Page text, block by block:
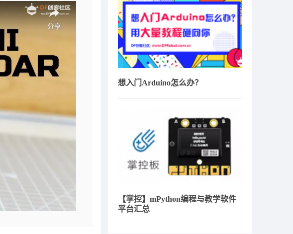
想入门Arduino怎么办？
【掌控】mPython编程与教学软件
平台汇总